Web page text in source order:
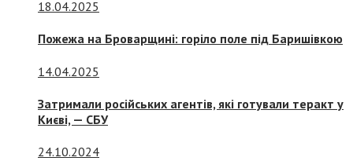
18.04.2025
Пожежа на Броварщині: горіло поле під Баришівкою
14.04.2025
Затримали російських агентів, які готували теракт у
Києві, — СБУ
24.10.2024